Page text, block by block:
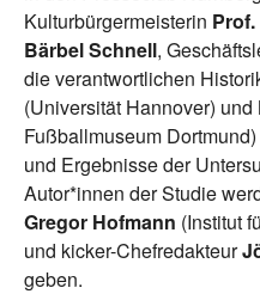
Kulturbürgermeisterin
BärbelSchnell,
die verantwortlichen
(Universität Hannover) und
Fußballmuseum
und Ergebnisse der
Autor*innen der Studie
Gregor Hofmann (Institut
und kicker-Chefredakteur
geben.